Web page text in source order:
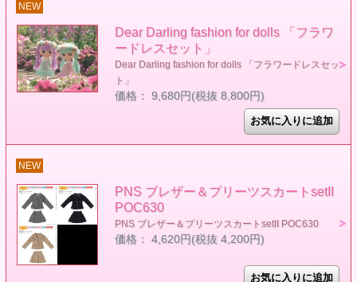
NEW
Dear Darling fashion for dolls 「フラワ
ードレスセット」
Dear Darling fashion for dolls 「フラワードレスセッ
ト」
価格： 9,680円(税抜 8,800円)
NEW
PNS ブレザー＆プリーツスカートsetII
POC630
PNS ブレザー＆プリーツスカートsetII POC630
価格： 4,620円(税抜 4,200円)